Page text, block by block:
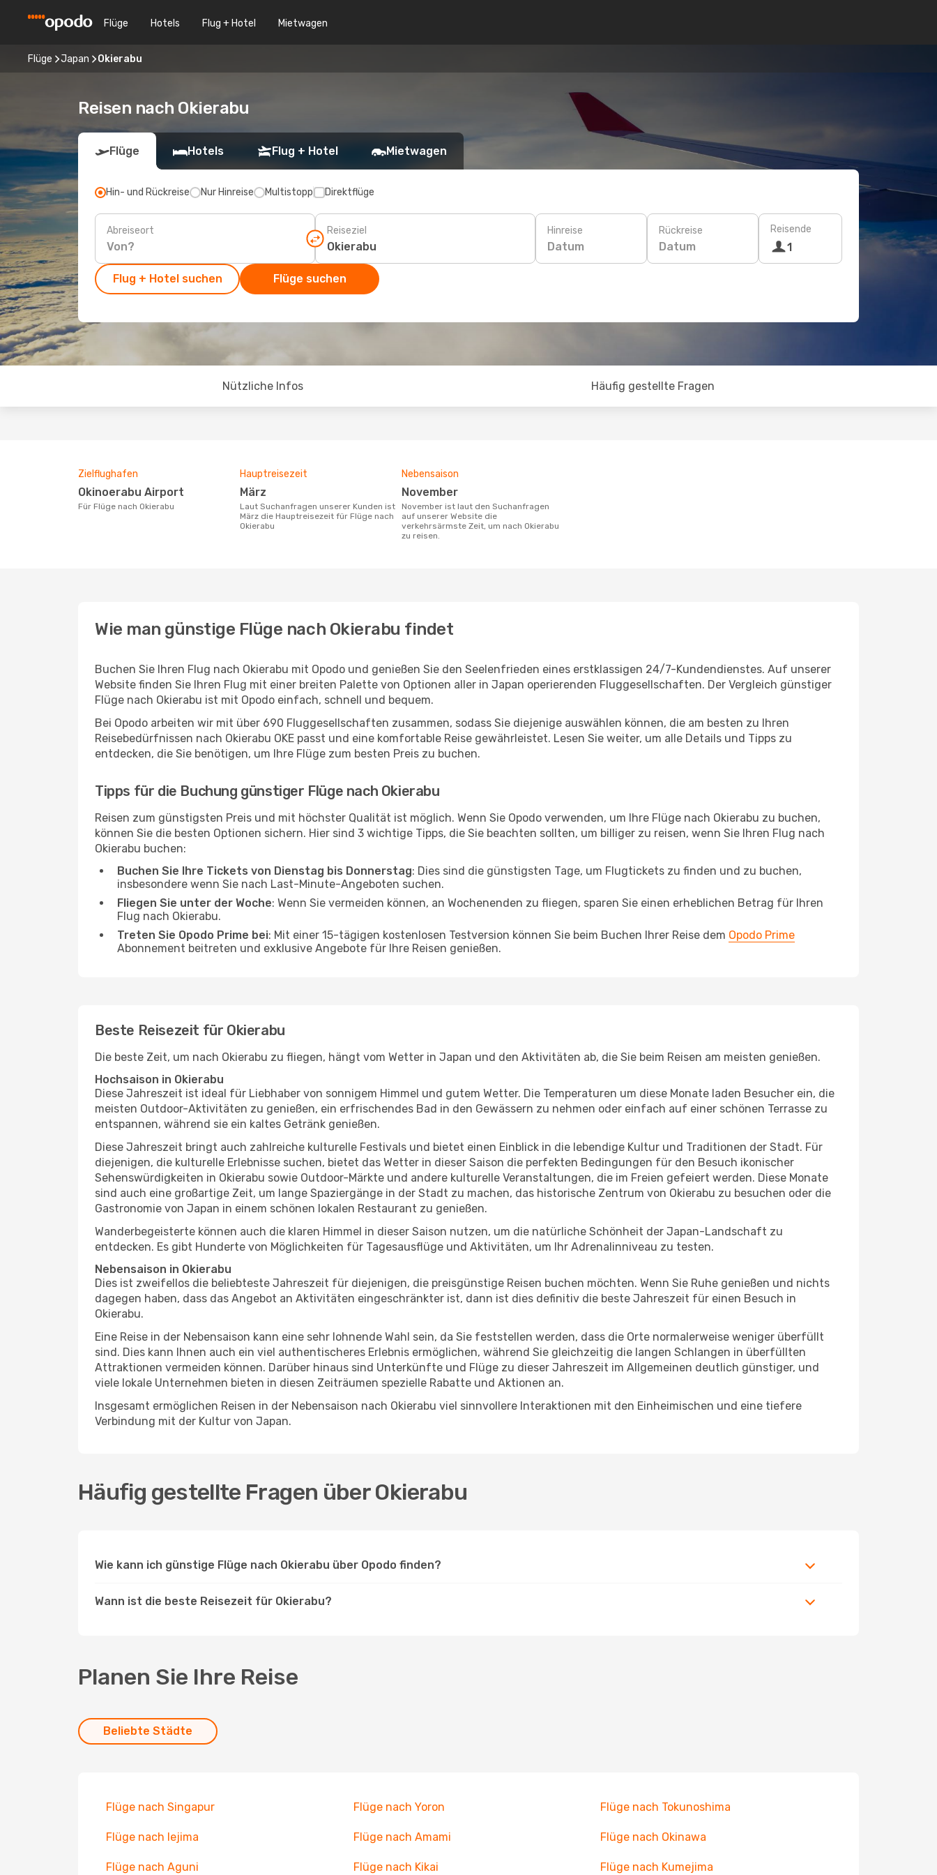
Flüge Hotels Flug + Hotel Mietwagen
Flüge Japan Okierabu
Reisen nach Okierabu
Flüge Hotels Flug + Hotel Mietwagen
Hin- und Rückreise Nur Hinreise Multistopp Direktflüge
Abreiseort Reiseziel Hinreise
Datum
Rückreise
Datum
Reisende
1
Flug + Hotel suchen Flüge suchen
Nützliche Infos Häufig gestellte Fragen
Zielflughafen
Okinoerabu Airport
Für Flüge nach Okierabu
Hauptreisezeit
März
Laut Suchanfragen unserer Kunden ist
März die Hauptreisezeit für Flüge nach
Okierabu
Nebensaison
November
November ist laut den Suchanfragen
auf unserer Website die
verkehrsärmste Zeit, um nach Okierabu
zu reisen.
Wie man günstige Flüge nach Okierabu findet
Buchen Sie Ihren Flug nach Okierabu mit Opodo und genießen Sie den Seelenfrieden eines erstklassigen 24/7-Kundendienstes. Auf unserer
Website finden Sie Ihren Flug mit einer breiten Palette von Optionen aller in Japan operierenden Fluggesellschaften. Der Vergleich günstiger
Flüge nach Okierabu ist mit Opodo einfach, schnell und bequem.
Bei Opodo arbeiten wir mit über 690 Fluggesellschaften zusammen, sodass Sie diejenige auswählen können, die am besten zu Ihren
Reisebedürfnissen nach Okierabu OKE passt und eine komfortable Reise gewährleistet. Lesen Sie weiter, um alle Details und Tipps zu
entdecken, die Sie benötigen, um Ihre Flüge zum besten Preis zu buchen.
Tipps für die Buchung günstiger Flüge nach Okierabu
Reisen zum günstigsten Preis und mit höchster Qualität ist möglich. Wenn Sie Opodo verwenden, um Ihre Flüge nach Okierabu zu buchen,
können Sie die besten Optionen sichern. Hier sind 3 wichtige Tipps, die Sie beachten sollten, um billiger zu reisen, wenn Sie Ihren Flug nach
Okierabu buchen:
Buchen Sie Ihre Tickets von Dienstag bis Donnerstag: Dies sind die günstigsten Tage, um Flugtickets zu finden und zu buchen,
insbesondere wenn Sie nach Last-Minute-Angeboten suchen.
Fliegen Sie unter der Woche: Wenn Sie vermeiden können, an Wochenenden zu fliegen, sparen Sie einen erheblichen Betrag für Ihren
Flug nach Okierabu.
Treten Sie Opodo Prime bei: Mit einer 15-tägigen kostenlosen Testversion können Sie beim Buchen Ihrer Reise dem Opodo Prime
Abonnement beitreten und exklusive Angebote für Ihre Reisen genießen.
Beste Reisezeit für Okierabu
Die beste Zeit, um nach Okierabu zu fliegen, hängt vom Wetter in Japan und den Aktivitäten ab, die Sie beim Reisen am meisten genießen.
Hochsaison in Okierabu
Diese Jahreszeit ist ideal für Liebhaber von sonnigem Himmel und gutem Wetter. Die Temperaturen um diese Monate laden Besucher ein, die
meisten Outdoor-Aktivitäten zu genießen, ein erfrischendes Bad in den Gewässern zu nehmen oder einfach auf einer schönen Terrasse zu
entspannen, während sie ein kaltes Getränk genießen.
Diese Jahreszeit bringt auch zahlreiche kulturelle Festivals und bietet einen Einblick in die lebendige Kultur und Traditionen der Stadt. Für
diejenigen, die kulturelle Erlebnisse suchen, bietet das Wetter in dieser Saison die perfekten Bedingungen für den Besuch ikonischer
Sehenswürdigkeiten in Okierabu sowie Outdoor-Märkte und andere kulturelle Veranstaltungen, die im Freien gefeiert werden. Diese Monate
sind auch eine großartige Zeit, um lange Spaziergänge in der Stadt zu machen, das historische Zentrum von Okierabu zu besuchen oder die
Gastronomie von Japan in einem schönen lokalen Restaurant zu genießen.
Wanderbegeisterte können auch die klaren Himmel in dieser Saison nutzen, um die natürliche Schönheit der Japan-Landschaft zu
entdecken. Es gibt Hunderte von Möglichkeiten für Tagesausflüge und Aktivitäten, um Ihr Adrenalinniveau zu testen.
Nebensaison in Okierabu
Dies ist zweifellos die beliebteste Jahreszeit für diejenigen, die preisgünstige Reisen buchen möchten. Wenn Sie Ruhe genießen und nichts
dagegen haben, dass das Angebot an Aktivitäten eingeschränkter ist, dann ist dies definitiv die beste Jahreszeit für einen Besuch in
Okierabu.
Eine Reise in der Nebensaison kann eine sehr lohnende Wahl sein, da Sie feststellen werden, dass die Orte normalerweise weniger überfüllt
sind. Dies kann Ihnen auch ein viel authentischeres Erlebnis ermöglichen, während Sie gleichzeitig die langen Schlangen in überfüllten
Attraktionen vermeiden können. Darüber hinaus sind Unterkünfte und Flüge zu dieser Jahreszeit im Allgemeinen deutlich günstiger, und
viele lokale Unternehmen bieten in diesen Zeiträumen spezielle Rabatte und Aktionen an.
Insgesamt ermöglichen Reisen in der Nebensaison nach Okierabu viel sinnvollere Interaktionen mit den Einheimischen und eine tiefere
Verbindung mit der Kultur von Japan.
Häufig gestellte Fragen über Okierabu
Wie kann ich günstige Flüge nach Okierabu über Opodo finden?
Wann ist die beste Reisezeit für Okierabu?
Planen Sie Ihre Reise
Beliebte Städte
Flüge nach Singapur Flüge nach Yoron Flüge nach Tokunoshima
Flüge nach Iejima Flüge nach Amami Flüge nach Okinawa
Flüge nach Aguni Flüge nach Kikai Flüge nach Kumejima